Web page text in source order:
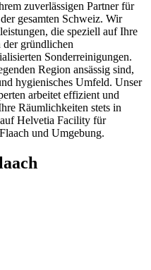
zuverlässigen Partner für
gesamten Schweiz. Wir
die speziell auf Ihre
der gründlichen
Sonderreinigungen.
Region ansässig sind,
hygienisches Umfeld. Unser
arbeitet effizient und
Räumlichkeiten stets in
Helvetia Facility für
und Umgebung.